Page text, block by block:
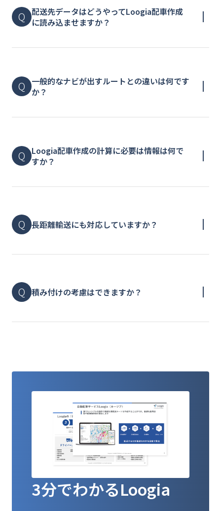
配送先データはどうやってLoogia配車作成
に読み込ませますか？
⼀般的なナビが出すルートとの違いは何です
か？
Loogia配車作成の計算に必要は情報は何で
すか？
長距離輸送にも対応していますか？
積み付けの考慮はできますか？
3分でわかるLoogia